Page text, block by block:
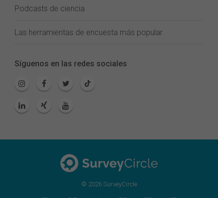
Podcasts de ciencia
Las herramientas de encuesta más popular
Síguenos en las redes sociales
© 2026 SurveyCircle